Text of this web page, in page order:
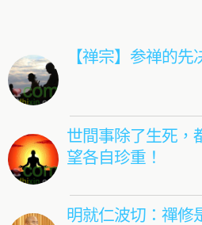
【禅宗】参禅的先
世間事除了生死，
望各自珍重！
明就仁波切：禪修